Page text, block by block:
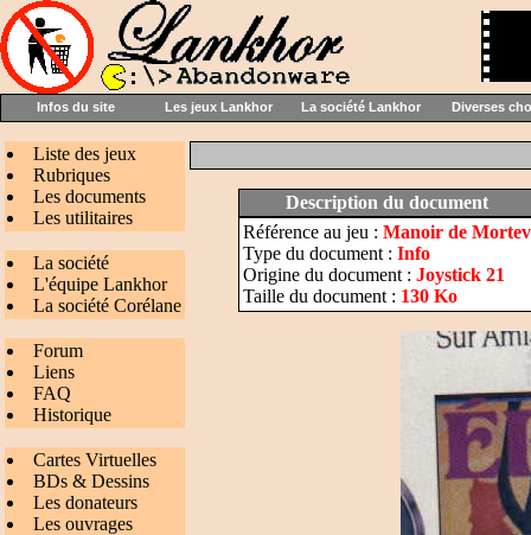
Infos du site Les jeux Lankhor La société Lankhor Diverses
Liste des jeux
Rubriques
Les documents
Les utilitaires
La société
L'équipe Lankhor
La société Corélane
Forum
Liens
FAQ
Historique
Cartes Virtuelles
BDs & Dessins
Les donateurs
Les ouvrages
Description du document
Référence au jeu : Manoir de
Type du document : Info
Origine du document : Joystick 21
Taille du document : 130 Ko